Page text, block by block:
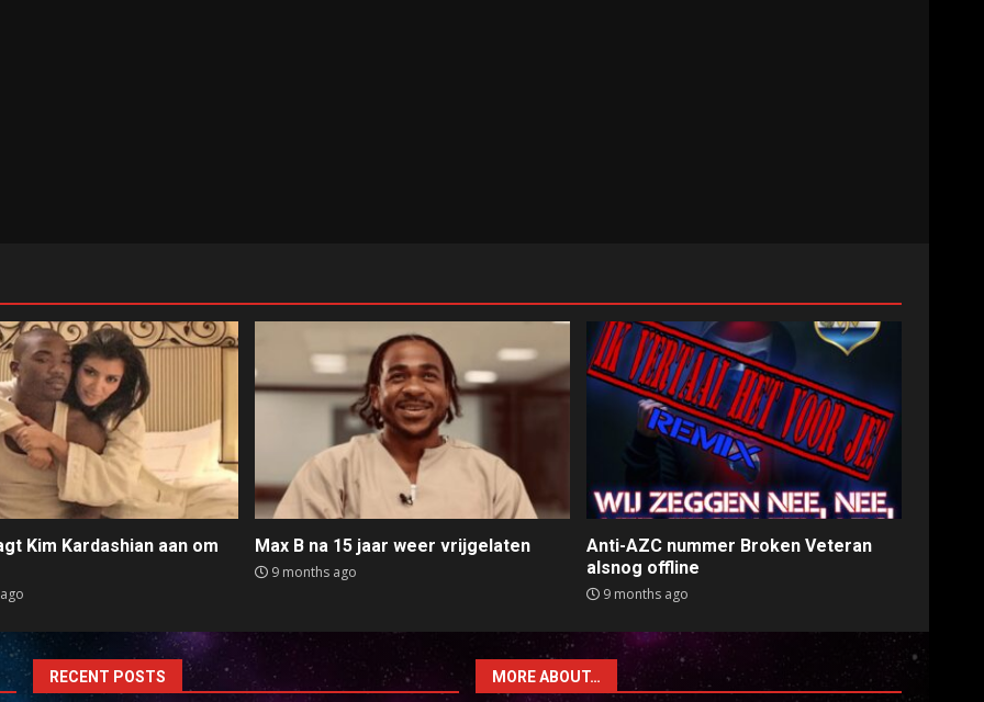
Kim Kardashian aan om
Max B na 15 jaar weer vrijgelaten
9 months ago
Anti-AZC nummer Broken Veteran
alsnog offline
9 months ago
RECENT POSTS MORE ABOUT…